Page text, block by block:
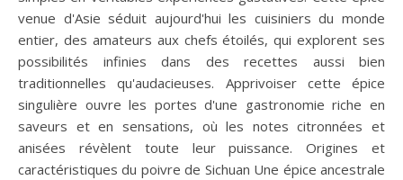
venue d'Asie séduit aujourd'hui les cuisiniers du monde
entier, des amateurs aux chefs étoilés, qui explorent ses
possibilités infinies dans des recettes aussi bien
traditionnelles qu'audacieuses. Apprivoiser cette épice
singulière ouvre les portes d'une gastronomie riche en
saveurs et en sensations, où les notes citronnées et
anisées révèlent toute leur puissance. Origines et
caractéristiques du poivre de Sichuan Une épice ancestrale